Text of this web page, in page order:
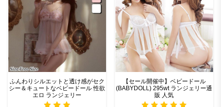
ふんわりシルエットと透け感がセク
シー＆キュートなベビードール 性欲
エロ ランジェリー
【セール開催中】ベビードール
(BABYDOLL) 295wt ランジェリー通
販 人気